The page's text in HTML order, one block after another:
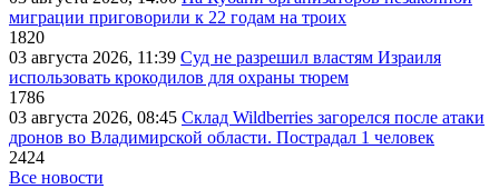
миграции приговорили к 22 годам на троих
1820
03 августа 2026, 11:39 Суд не разрешил властям Израиля
использовать крокодилов для охраны тюрем
1786
03 августа 2026, 08:45 Склад Wildberries загорелся после атаки
дронов во Владимирской области. Пострадал 1 человек
2424
Все новости